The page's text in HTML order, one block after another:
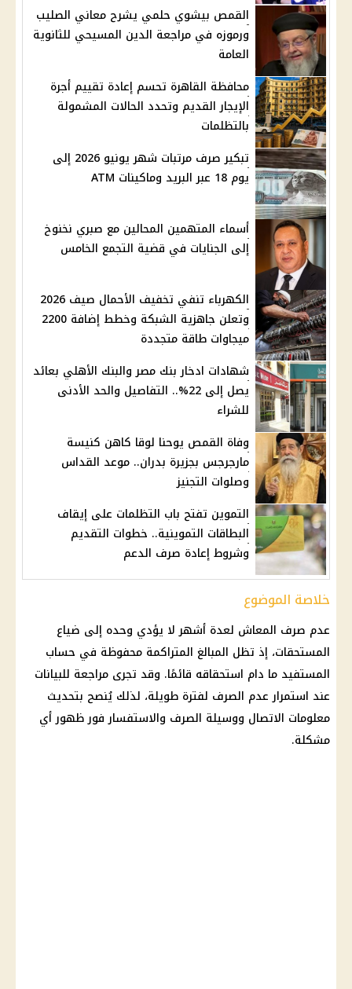
القمص بيشوي حلمي يشرح معاني الصليب
ورموزه في مراجعة الدين المسيحي للثانوية
العامة
محافظة القاهرة تحسم إعادة تقييم أجرة
الإيجار القديم وتحدد الحالات المشمولة
بالتظلمات
تبكير صرف مرتبات شهر يونيو 2026 إلى
يوم 18 عبر البريد وماكينات ATM
أسماء المتهمين المحالين مع صبري نخنوخ
إلى الجنايات في قضية التجمع الخامس
الكهرباء تنفي تخفيف الأحمال صيف 2026
وتعلن جاهزية الشبكة وخطط إضافة 2200
ميجاوات طاقة متجددة
شهادات ادخار بنك مصر والبنك الأهلي بعائد
يصل إلى 22%.. التفاصيل والحد الأدنى
للشراء
وفاة القمص يوحنا لوقا كاهن كنيسة
مارجرجس بجزيرة بدران.. موعد القداس
وصلوات التجنيز
التموين تفتح باب التظلمات على إيقاف
البطاقات التموينية.. خطوات التقديم
وشروط إعادة صرف الدعم
خلاصة الموضوع
عدم صرف المعاش لعدة أشهر لا يؤدي وحده إلى ضياع
المستحقات، إذ تظل المبالغ المتراكمة محفوظة في حساب
المستفيد ما دام استحقاقه قائمًا. وقد تجرى مراجعة للبيانات
عند استمرار عدم الصرف لفترة طويلة، لذلك يُنصح بتحديث
معلومات الاتصال ووسيلة الصرف والاستفسار فور ظهور أي
مشكلة.